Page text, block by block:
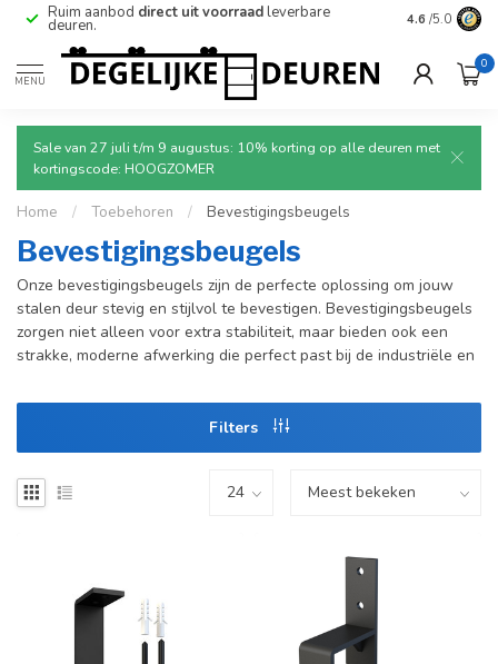
Ruim aanbod direct uit voorraadleverbare
deuren. Betrouwbare
4.6 /5.0
MENU
0
Sale van 27 juli t/m 9 augustus: 10% korting op alle deuren met
kortingscode: HOOGZOMER
Home / Toebehoren / Bevestigingsbeugels
Bevestigingsbeugels
Onze bevestigingsbeugels zijn de perfecte oplossing om jouw
stalen deur stevig en stijlvol te bevestigen. Bevestigingsbeugels
zorgen niet alleen voor extra stabiliteit, maar bieden ook een
strakke, moderne afwerking die perfect past bij de industriële en
Filters